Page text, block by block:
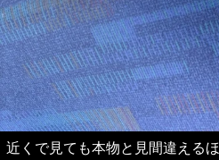
近くで見ても本物と見間違える